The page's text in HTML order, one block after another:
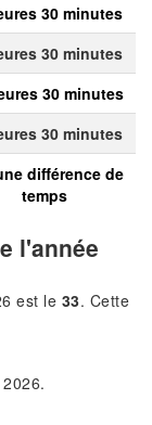
30 minutes
30 minutes
30 minutes
30 minutes
différence de
temps
l'année
est le 33. Cette